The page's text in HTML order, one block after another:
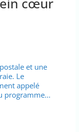
cœur
et une
Le
appelé
programme...